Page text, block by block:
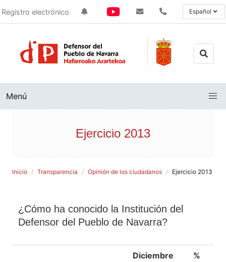
Registro electrónico Español
Menú
Ejercicio 2013
Inicio Transparencia Opinión de los ciudadanos Ejercicio 2013
¿Cómo ha conocido la Institución del
Defensor del Pueblo de Navarra?
Diciembre
%